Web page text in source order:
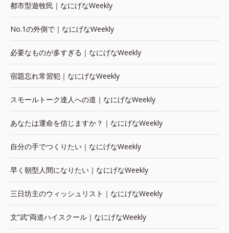
都市型遊牧民｜なにげなWeekly
No.1の外側で｜なにげなWeekly
必要なものが多すぎる｜なにげなWeekly
宿題忘れ常習犯｜なにげなWeekly
スモールトーク達人への道｜なにげなWeekly
あなたは運命を信じますか？｜なにげなWeekly
自分の手でつくりたい｜なにげなWeekly
早く朝型人間になりたい｜なにげなWeekly
三日坊主のウィッシュリスト｜なにげなWeekly
文“武”両道ハイスクール｜なにげなWeekly